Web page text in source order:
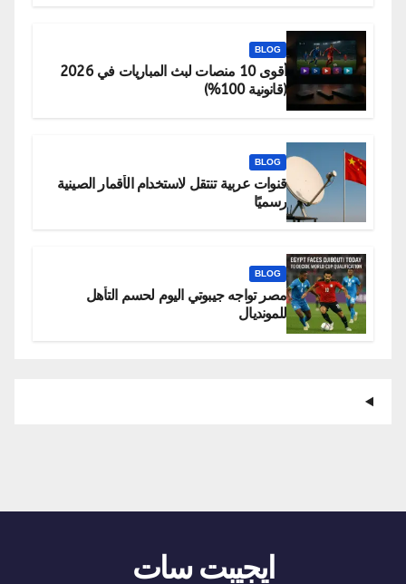
BLOG
أقوى 10 منصات لبث المباريات في 2026
(قانونية 100%)
BLOG
قنوات عربية تنتقل لاستخدام الأقمار الصينية
رسميًا
BLOG
مصر تواجه جيبوتي اليوم لحسم التأهل
للمونديال
ايجيبت سات